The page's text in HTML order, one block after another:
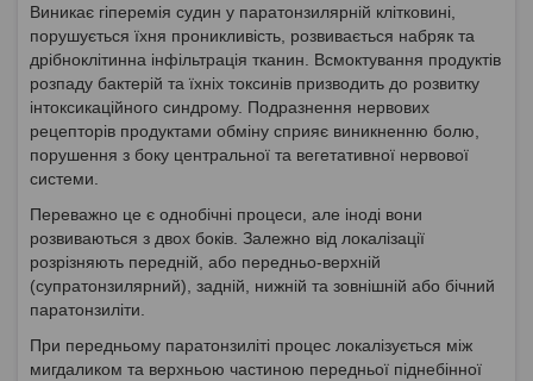
Виникає гіперемія судин у паратонзилярній клітковині,
порушується їхня проникливість, розвивається набряк та
дрібноклітинна інфільтрація тканин. Всмоктування продуктів
розпаду бактерій та їхніх токсинів призводить до розвитку
інтоксикаційного синдрому. Подразнення нервових
рецепторів продуктами обміну сприяє виникненню болю,
порушення з боку центральної та вегетативної нервової
системи.
Переважно це є однобічні процеси, але іноді вони
розвиваються з двох боків. Залежно від локалізації
розрізняють передній, або передньо-верхній
(супратонзилярний), задній, нижній та зовнішній або бічний
паратонзиліти.
При передньому паратонзиліті процес локалізується між
мигдаликом та верхньою частиною передньої піднебінної